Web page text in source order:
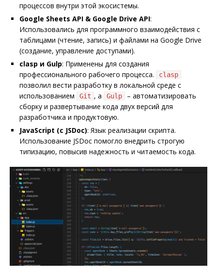
процессов внутри этой экосистемы.
Google Sheets API & Google Drive API:
Использовались для программного взаимодействия с
таблицами (чтение, запись) и файлами на Google Drive
(создание, управление доступами).
clasp и Gulp: Применены для создания
профессионального рабочего процесса.
clasp
позволил вести разработку в локальной среде с
использованием
Git , а Gulp
– автоматизировать
сборку и развертывание кода двух версий для
разработчика и продуктовую.
JavaScript (с JSDoc): Язык реализации скрипта.
Использование JSDoc помогло внедрить строгую
типизацию, повысив надежность и читаемость кода.